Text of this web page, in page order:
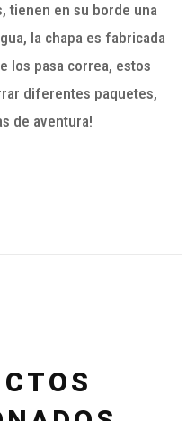
tienen en su borde una
la chapa es fabricada
los pasa correa, estos
diferentes paquetes,
de aventura!